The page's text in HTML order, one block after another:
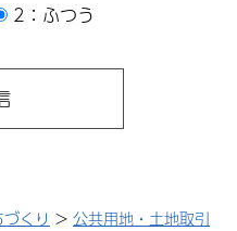
2：ふつう
くり > 公共用地・土地取引